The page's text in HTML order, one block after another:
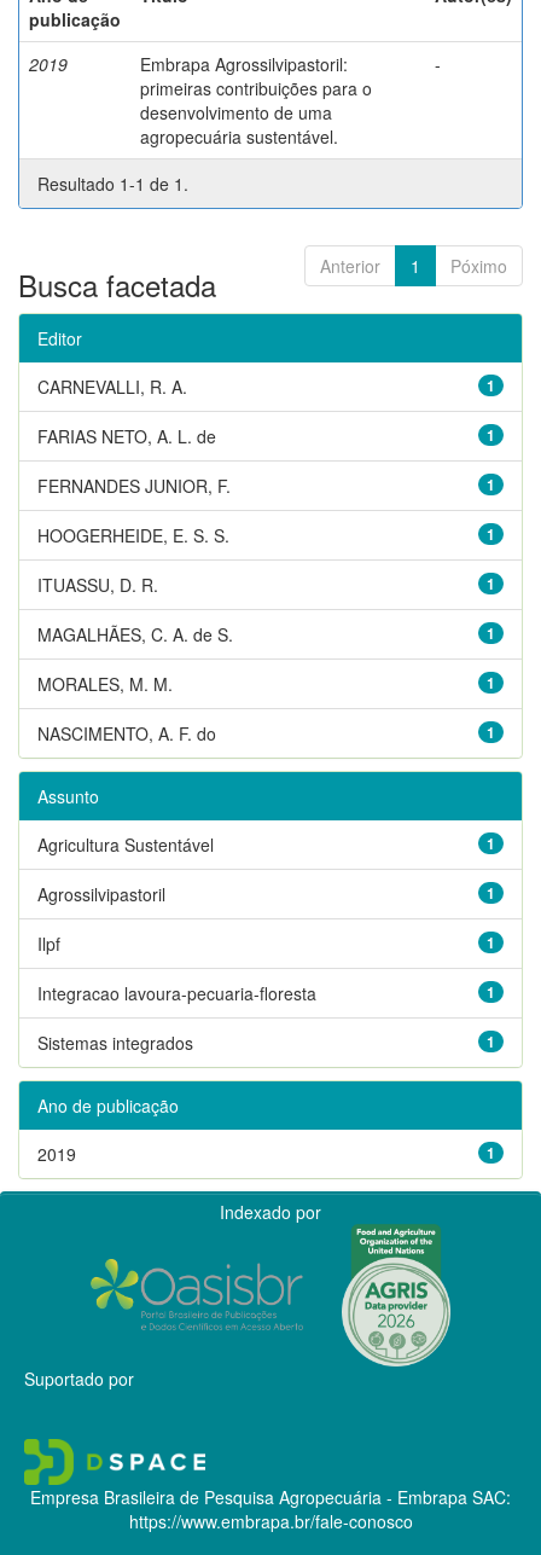
publicação
2019
Embrapa Agrossilvipastoril:
primeiras contribuições para o
desenvolvimento de uma
agropecuária sustentável.
-
Resultado 1-1 de 1.
Anterior 1 Póximo
Busca facetada
Editor
1
CARNEVALLI, R. A.
1
FARIAS NETO, A. L. de
1
FERNANDES JUNIOR, F.
1
HOOGERHEIDE, E. S. S.
1
ITUASSU, D. R.
1
MAGALHÃES, C. A. de S.
1
MORALES, M. M.
1
NASCIMENTO, A. F. do
Assunto
1
Agricultura Sustentável
1
Agrossilvipastoril
1
Ilpf
1
Integracao lavoura-pecuaria-floresta
1
Sistemas integrados
Ano de publicação
1
2019
Indexado por
Suportado por
Empresa Brasileira de Pesquisa Agropecuária - Embrapa SAC:
https://www.embrapa.br/fale-conosco